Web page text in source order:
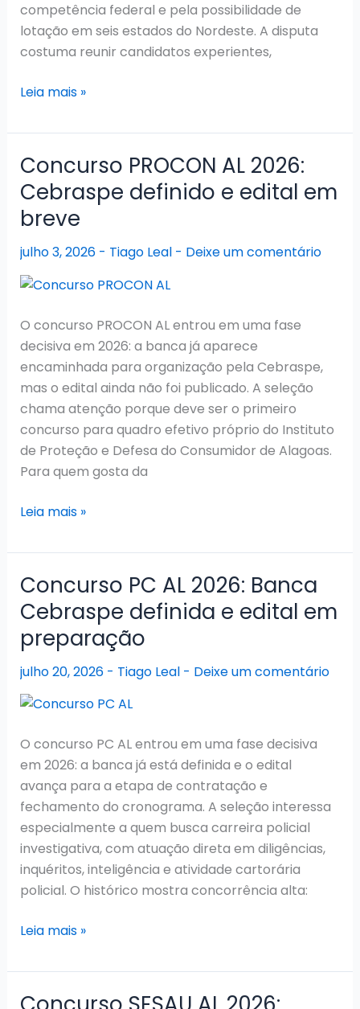
competência federal e pela possibilidade de
lotação em seis estados do Nordeste. A disputa
costuma reunir candidatos experientes,
Concurso
Juiz
2026:
FGV
contratada
para
edital
com
vagas
Leia mais »
Concurso PROCON AL 2026:
Cebraspe definido e edital em
breve
julho 3, 2026 - Tiago Leal - Deixe um comentário
O concurso PROCON AL entrou em uma fase
decisiva em 2026: a banca já aparece
encaminhada para organização pela Cebraspe,
mas o edital ainda não foi publicado. A seleção
chama atenção porque deve ser o primeiro
concurso para quadro efetivo próprio do Instituto
de Proteção e Defesa do Consumidor de Alagoas.
Para quem gosta da
Concurso
AL
2026:
Cebraspe
definido
e
edital
em
breve
Leia mais »
Concurso PC AL 2026: Banca
Cebraspe definida e edital em
preparação
julho 20, 2026 - Tiago Leal - Deixe um comentário
O concurso PC AL entrou em uma fase decisiva
em 2026: a banca já está definida e o edital
avança para a etapa de contratação e
fechamento do cronograma. A seleção interessa
especialmente a quem busca carreira policial
investigativa, com atuação direta em diligências,
inquéritos, inteligência e atividade cartorária
policial. O histórico mostra concorrência alta:
Concurso
AL
2026:
Leia mais »